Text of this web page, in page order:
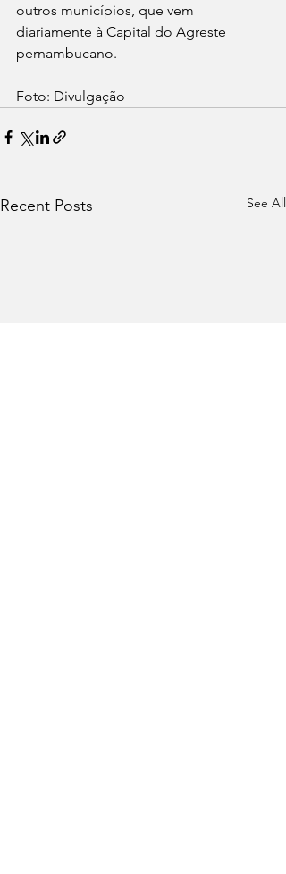
outros municípios, que vem
diariamente à Capital do Agreste
pernambucano.
Foto: Divulgação
Recent Posts See All